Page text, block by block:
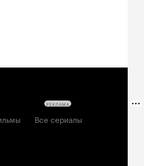
Все сериалы
РЕКЛАМА